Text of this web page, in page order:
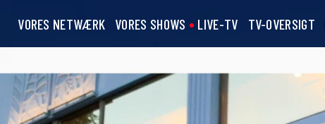
VORES NETWÆRK VORES SHOWS LIVE-TV TV-OVERSIGT